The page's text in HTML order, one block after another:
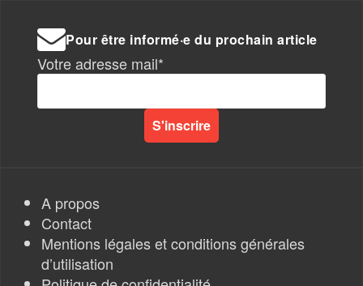
Pour être informé·e du prochain article
Votre adresse mail*
A propos
Contact
Mentions légales et conditions générales
d’utilisation